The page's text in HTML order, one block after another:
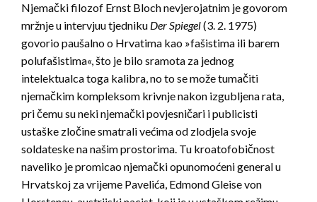
Njemački filozof Ernst Bloch nevjerojatnim je govorom
mržnje u intervjuu tjedniku Der Spiegel(3. 2. 1975)
govorio paušalno o Hrvatima kao »fašistima ili barem
polufašistima«, što je bilo sramota za jednog
intelektualca toga kalibra, no to se može tumačiti
njemačkim kompleksom krivnje nakon izgubljena rata,
pri čemu su neki njemački povjesničari i publicisti
ustaške zločine smatrali većima od zlodjela svoje
soldateske na našim prostorima. Tu kroatofobičnost
naveliko je promicao njemački opunomoćeni general u
Hrvatskoj za vrijeme Pavelića, Edmond Gleise von